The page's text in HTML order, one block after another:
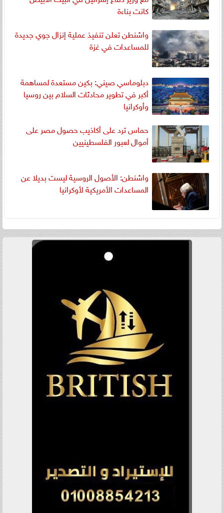
كانت بناءة
واشنطن تعلن تنفيذ عملية إنزال جوي جديدة
للمساعدات في غزة
دبلوماسي صيني: بكين مستعدة لمساهمة
أكبر في تطوير محادثات السلام بين روسيا
وأوكرانيا
حماس ترد على أكاذيب حصول مصر على
أموال لعبور الفلسطينيين
واشنطن: الأصول الروسية ليست بديلا عن
المساعدات الأمريكية لأوكرانيا